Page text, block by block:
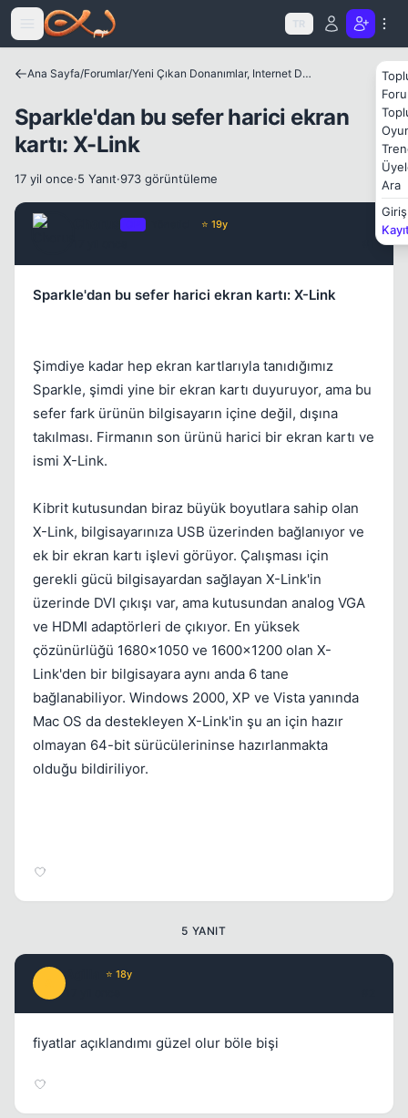
Icerige atla
TR
Ara
Giriş
Ana Sayfa/Forumlar/ Yeni Çıkan Donanımlar, Internet Dünyası ve Benzer Konular
Sparkle'dan bu sefer harici ekran
kartı: X-Link
17 yil once·5 Yanıt·973 görüntüleme
⭐ 19y
Sparkle'dan bu sefer harici ekran kartı: X-Link
Şimdiye kadar hep ekran kartlarıyla tanıdığımız
Sparkle, şimdi yine bir ekran kartı duyuruyor, ama bu
sefer fark ürünün bilgisayarın içine değil, dışına
takılması. Firmanın son ürünü harici bir ekran kartı ve
ismi X-Link.
Kibrit kutusundan biraz büyük boyutlara sahip olan
X-Link, bilgisayarınıza USB üzerinden bağlanıyor ve
ek bir ekran kartı işlevi görüyor. Çalışması için
gerekli gücü bilgisayardan sağlayan X-Link'in
üzerinde DVI çıkışı var, ama kutusundan analog VGA
ve HDMI adaptörleri de çıkıyor. En yüksek
çözünürlüğü 1680x1050 ve 1600x1200 olan X-
Link'den bir bilgisayara aynı anda 6 tane
bağlanabiliyor. Windows 2000, XP ve Vista yanında
Mac OS da destekleyen X-Link'in şu an için hazır
olmayan 64-bit sürücülerininse hazırlanmakta
olduğu bildiriliyor.
5 YANIT
⭐ 18y
fiyatlar açıklandımı güzel olur böle bişi
Kapat
Kapat
Kapat